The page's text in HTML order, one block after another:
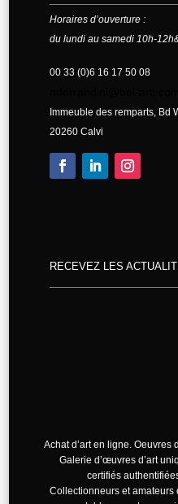
Horaires d’ouverture :
du lundi au samedi 10h-
00 33 (0)6 16 17 50 08
Immeuble des remparts, Bd
20260 Calvi
RECEVEZ LES
Achat d’art en ligne. Oeuvres
Galerie d’œuvres d’art
certifiés
Collectionneurs et amateurs